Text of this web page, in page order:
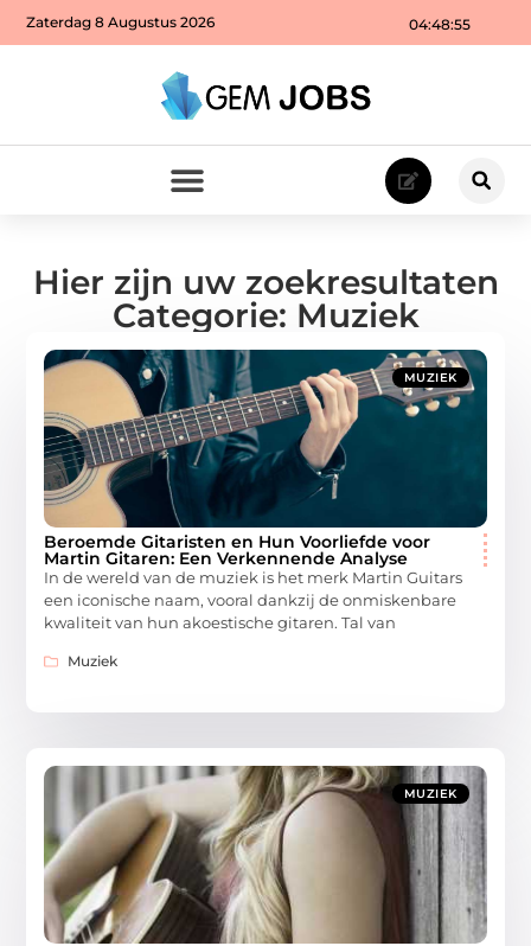
04:48:55
Zaterdag 8 Augustus 2026
Hier zijn uw zoekresultaten
Categorie: Muziek
MUZIEK
Beroemde Gitaristen en Hun Voorliefde voor
Martin Gitaren: Een Verkennende Analyse
In de wereld van de muziek is het merk Martin Guitars
een iconische naam, vooral dankzij de onmiskenbare
kwaliteit van hun akoestische gitaren. Tal van
Muziek
MUZIEK